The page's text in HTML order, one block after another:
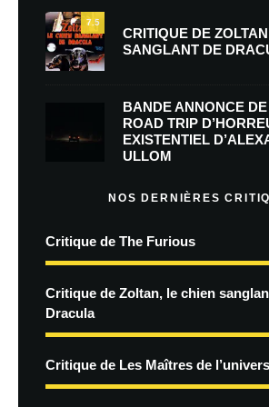
7.5
CRITIQUE DE
SANGLANT DE
BANDE ANNONCE
ROAD TRIP
EXISTENTIEL
ULLOM
NOS DERNIÈRES
Critique de The Furious
Critique de Zoltan, le chien
Dracula
Critique de Les Maîtres de l’univers